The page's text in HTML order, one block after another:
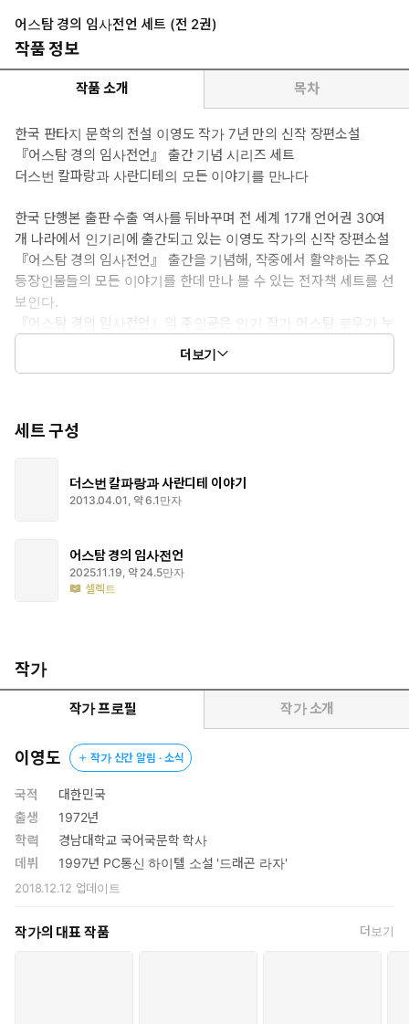
어스탐 경의 임사전언 세트 (전 2권)
작품 정보
작품 소개 목차
한국 판타지 문학의 전설 이영도 작가 7년 만의 신작 장편소설
『어스탐 경의 임사전언』 출간 기념 시리즈 세트
더스번 칼파랑과 사란디테의 모든 이야기를 만나다
한국 단행본 출판 수출 역사를 뒤바꾸며 전 세계 17개 언어권 30여
개 나라에서 인기리에 출간되고 있는 이영도 작가의 신작 장편소설
『어스탐 경의 임사전언』 출간을 기념해, 작중에서 활약하는 주요
등장인물들의 모든 이야기를 한데 만나 볼 수 있는 전자책 세트를 선
보인다.
『어스탐 경의 임사전언』의 주인공은 인기 작가 어스탐 로우가 누
군가에게 피살된 후 신비하게도 죽음에 이르지 않은 채 4년 동안 자
신의 살해용의자를 밝힐 ‘임사전언’을 대하소설로 집필하면서 벌어
으로 죽지 않은 자작의 유산을 4년간 관리하고 있는 신세인 더스번
등장하며 다시 한번 새로운 사건의 서막을 알린다.
기존에 발표된 단편 「에소릴의 드래곤」과 「샹파이의 광부들」에
은 소설 「에피소드 ― 스페란 도서전에서」를 비롯해 장르를 넘나
들며 독보적인 작품 세계를 구축한 신작 장편소설 『어스탐 경의 임
사전언』까지, 더스번과 사란디테가 등장하는 모든 시리즈를 한꺼번
더보기
세트 구성
더스번 칼파랑과 사란디테 이야기
2013.04.01, 약 6.1만자
어스탐 경의 임사전언
2025.11.19, 약 24.5만자
셀렉트
작가
작가 프로필 작가 소개
이영도 작가 신간 알림 · 소식
국적
대한민국
출생
1972년
학력
경남대학교 국어국문학 학사
데뷔
1997년 PC통신 하이텔 소설 '드래곤 라자'
2018.12.12 업데이트
작가의 대표 작품 더보기